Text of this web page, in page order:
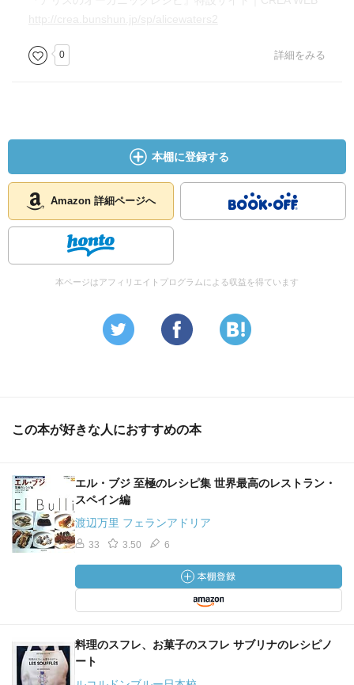
0 詳細をみる
本棚に登録する
Amazon 詳細ページへ
本ページはアフィリエイトプログラムによる収益を得ています
この本が好きな人におすすめの本
エル・ブジ 至極のレシピ集 世界最高のレストラン・
スペイン編
渡辺万里 フェランアドリア
33 3.50 6
料理のスフレ、お菓子のスフレ サブリナのレシピノ
ート